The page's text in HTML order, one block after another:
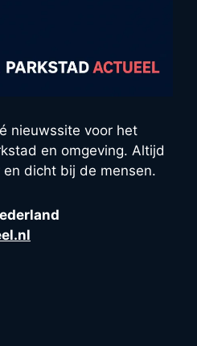
nieuwssite voor het
en omgeving. Altijd
dicht bij de mensen.